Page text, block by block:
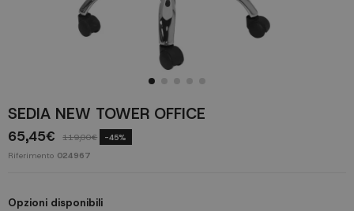
SEDIA NEW TOWER OFFICE
65,45€ 119,00€ -45%
Riferimento 024967
Opzioni disponibili